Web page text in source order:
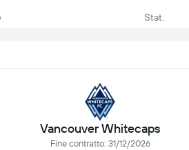
Stat.
Vancouver Whitecaps
Fine contratto: 31/12/2026